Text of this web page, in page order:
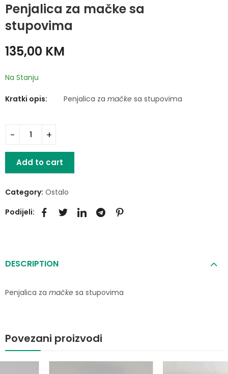
Penjalica za mačke sa
stupovima
135,00 KM
Na Stanju
Kratki opis: Penjalica za mačke sa stupovima
Add to cart
Category: Ostalo
Podijeli:
DESCRIPTION
Penjalica za mačke sa stupovima
Povezani proizvodi